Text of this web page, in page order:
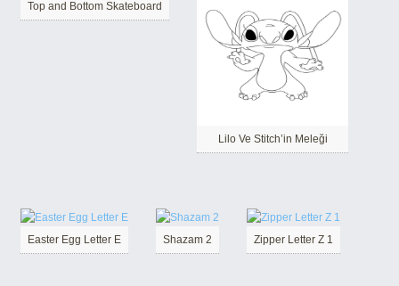
Top and Bottom Skateboard
Lilo Ve Stitch’in Meleği
Easter Egg Letter E Shazam 2 Zipper Letter Z 1